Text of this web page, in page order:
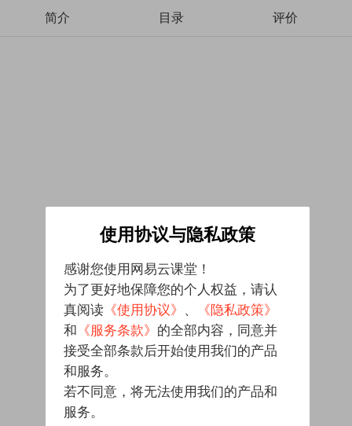
简介 目录 评价
使用协议与隐私政策
感谢您使用网易云课堂！
为了更好地保障您的个人权益，请认
真阅读 《使用协议》 、
《隐私政策》
和 《服务条款》 的全部内容，同意并
接受全部条款后开始使用我们的产品
和服务。
若不同意，将无法使用我们的产品和
服务。